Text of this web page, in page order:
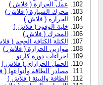
عمل الحرارة ( فلاش )
محرك السيارة ( فلاش )
الحرارة ( فلاش )
خلية الوقود ( فلاش )
المحرك ( فلاش )
الكتلة الكثافة الحجم (
موازين الحرارة ( فلاش )
اجراءات دورة كارنو
الحمل الحراراي ( فلاش )
مصادر الطاقة وأنواعها
الطاقة والبيئة ( فلاش )